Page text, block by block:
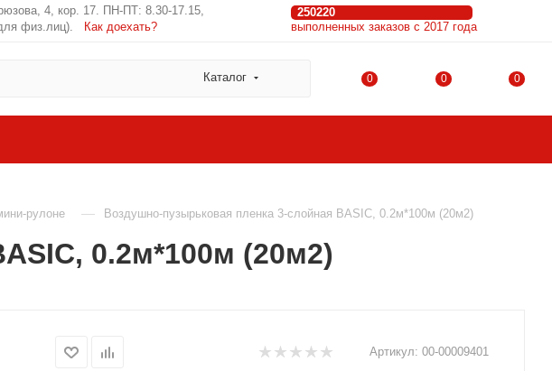
4, кор. 17. ПН-ПТ: 8.30-17.15,
физ.лиц). Как доехать?
250220
выполненных заказов с 2017 года
Каталог 0 0 0
рулоне — Воздушно-пузырьковая пленка 3-слойная BASIC, 0.2м*100м (20м2)
0.2м*100м (20м2)
Артикул: 00-00009401